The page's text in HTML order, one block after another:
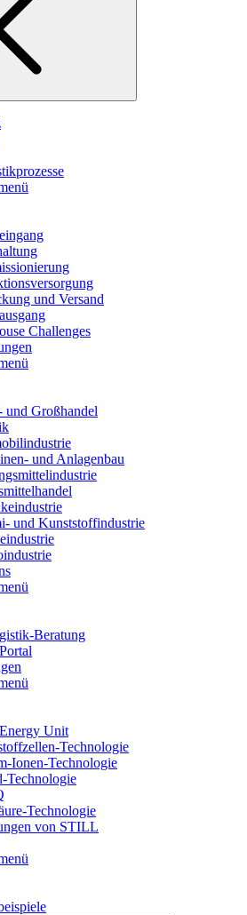
und Versand
Challenges
und Großhandel
und Anlagenbau
und Kunststoffindustrie
Beratung
Unit
Technologie
Ionen-Technologie
Technologie
Technologie
von STILL